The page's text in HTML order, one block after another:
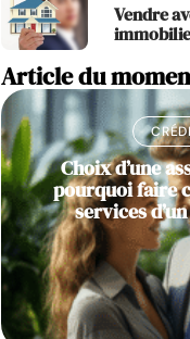
Vendre
Article du
Choix d’une
pourquoi faire
services